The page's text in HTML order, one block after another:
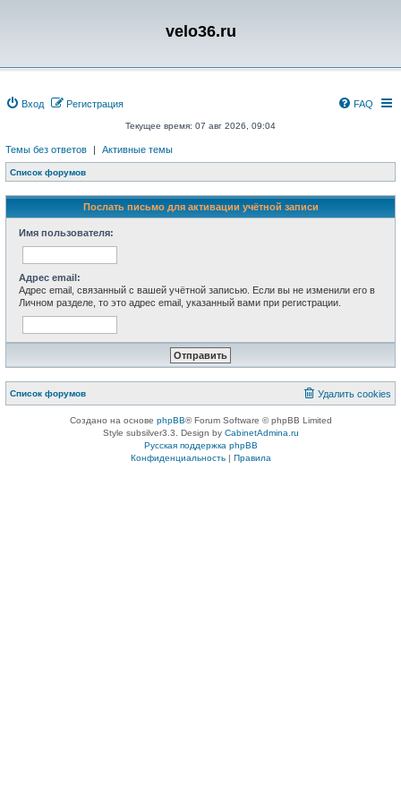
velo36.ru
Вход Регистрация FAQ
Текущее время: 07 авг 2026, 09:04
Темы без ответов | Активные темы
Список форумов
Послать письмо для активации учётной записи
Имя пользователя:
Адрес email:
Адрес email, связанный с вашей учётной записью. Если вы не изменили его в
Личном разделе, то это адрес email, указанный вами при регистрации.
Список форумов Удалить cookies
Создано на основе phpBB® Forum Software © phpBB Limited
Style subsilver3.3. Design by CabinetAdmina.ru
Русская поддержка phpBB
Конфиденциальность| Правила